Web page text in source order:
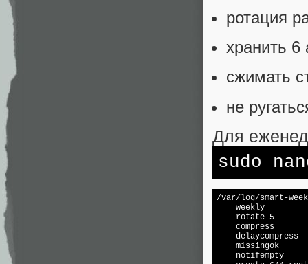
ротация
хранить 6
сжимать
не
Для
sudo
/var/log/smart-
    weekly
    rotate 5
    compress
    delaycompress
    missingok
    notifempty